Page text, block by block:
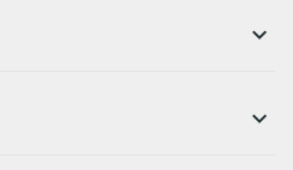

